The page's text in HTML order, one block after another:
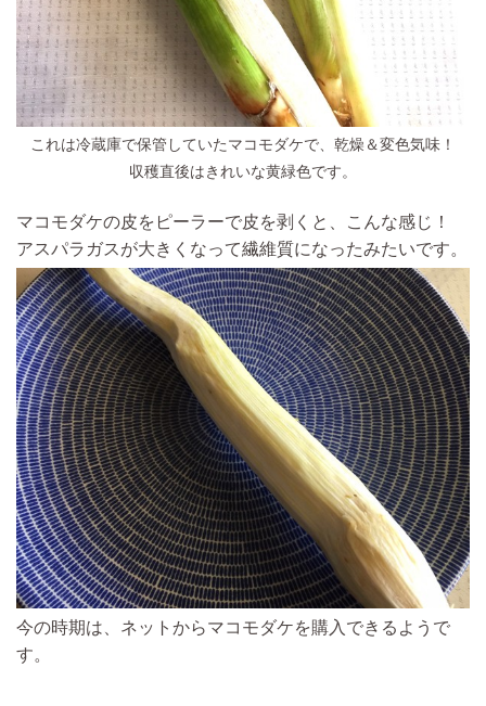
これは冷蔵庫で保管していたマコモダケで、乾燥＆変色気味！
収穫直後はきれいな黄緑色です。
マコモダケの皮をピーラーで皮を剥くと、こんな感じ！
アスパラガスが大きくなって繊維質になったみたいです。
今の時期は、ネットからマコモダケを購入できるようで
す。